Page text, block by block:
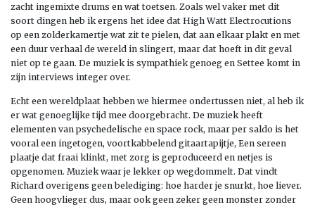
zacht ingemixte drums en wat toetsen. Zoals wel vaker met dit
soort dingen heb ik ergens het idee dat High Watt Electrocutions
op een zolderkamertje wat zit te pielen, dat aan elkaar plakt en met
een duur verhaal de wereld in slingert, maar dat hoeft in dit geval
niet op te gaan. De muziek is sympathiek genoeg en Settee komt in
zijn interviews integer over.
Echt een wereldplaat hebben we hiermee ondertussen niet, al heb ik
er wat genoeglijke tijd mee doorgebracht. De muziek heeft
elementen van psychedelische en space rock, maar per saldo is het
vooral een ingetogen, voortkabbelend gitaartapijtje, Een sereen
plaatje dat fraai klinkt, met zorg is geproduceerd en netjes is
opgenomen. Muziek waar je lekker op wegdommelt. Dat vindt
Richard overigens geen belediging: hoe harder je snurkt, hoe liever.
Geen hoogvlieger dus, maar ook geen zeker geen monster zonder